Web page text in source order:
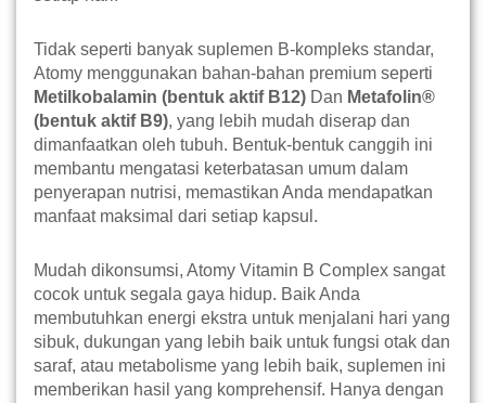
Tidak seperti banyak suplemen B-kompleks standar,
Atomy menggunakan bahan-bahan premium seperti
Metilkobalamin (bentuk aktif B12) Dan Metafolin®
(bentuk aktif B9), yang lebih mudah diserap dan
dimanfaatkan oleh tubuh. Bentuk-bentuk canggih ini
membantu mengatasi keterbatasan umum dalam
penyerapan nutrisi, memastikan Anda mendapatkan
manfaat maksimal dari setiap kapsul.
Mudah dikonsumsi, Atomy Vitamin B Complex sangat
cocok untuk segala gaya hidup. Baik Anda
membutuhkan energi ekstra untuk menjalani hari yang
sibuk, dukungan yang lebih baik untuk fungsi otak dan
saraf, atau metabolisme yang lebih baik, suplemen ini
memberikan hasil yang komprehensif. Hanya dengan